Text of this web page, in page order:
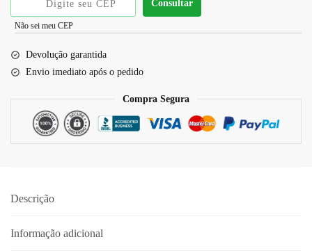
Consultar
Não sei meu CEP
Devolução garantida
Envio imediato após o pedido
Compra Segura
Descrição
Informação adicional